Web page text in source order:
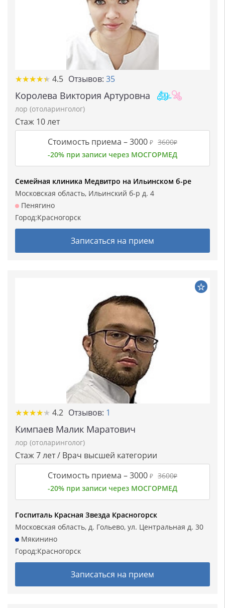
★★★★★
★★★★★ 4.5 Отзывов: 35
Королева Виктория Артуровна
лор (отоларинголог)
Стаж 10 лет
Стоимость приема –3000 ₽ 3600₽
-20% при записи через МОСГОРМЕД
Семейная клиника Медвитро на Ильинском б-ре
Московская область, Ильинский б-р д. 4
Пенягино
Город:Красногорск
Записаться на прием
★★★★★
★★★★★ 4.2 Отзывов: 1
Кимпаев Малик Маратович
лор (отоларинголог)
Стаж 7 лет / Врач высшей категории
Стоимость приема –3000 ₽ 3600₽
-20% при записи через МОСГОРМЕД
Госпиталь Красная Звезда Красногорск
Московская область, д. Гольево, ул. Центральная д. 30
Мякинино
Город:Красногорск
Записаться на прием